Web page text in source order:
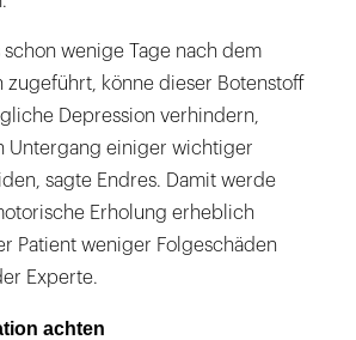
wenige Tage nach dem
zugeführt, könne dieser Botenstoff
Depression verhindern,
Untergang einiger wichtiger
sagte Endres. Damit werde
Erholung erheblich
Patient weniger Folgeschäden
Experte.
achten